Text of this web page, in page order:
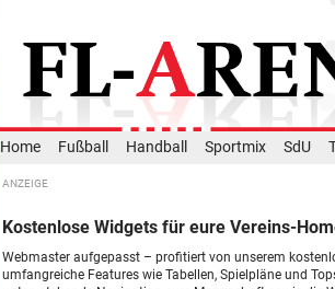
Home Fußball Handball Sportmix SdU
Kostenlose Widgets für eure Vereins-
Webmaster aufgepasst – profitiert von unserem
umfangreiche Features wie Tabellen, Spielpläne und